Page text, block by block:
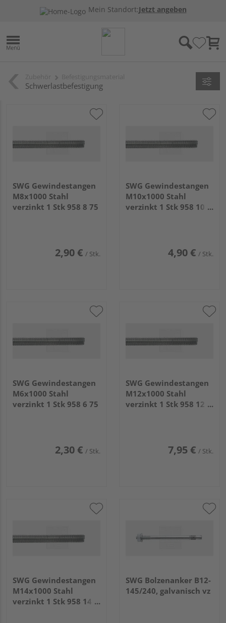
Mein Standort:Jetzt angeben
Schwerlastbefestigung
SWG Gewindestangen
M8x1000 Stahl
verzinkt 1 Stk 958 8 75
2,90 € / Stk.
SWG Gewindestangen
M10x1000 Stahl
verzinkt 1 Stk 958 10
4,90 € / Stk.
SWG Gewindestangen
M6x1000 Stahl
verzinkt 1 Stk 958 6 75
2,30 € / Stk.
SWG Gewindestangen
M12x1000 Stahl
verzinkt 1 Stk 958 12
7,95 € / Stk.
SWG Gewindestangen
M14x1000 Stahl
verzinkt 1 Stk 958 14
SWG Bolzenanker B12-
145/240, galvanisch vz